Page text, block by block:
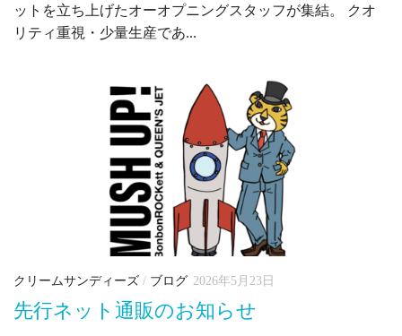
ットを立ち上げたオーオプニングスタッフが集結。 クオ
リティ重視・少量生産であ...
クリームサンディーズ / ブログ 2026年5月23日
先行ネット通販のお知らせ